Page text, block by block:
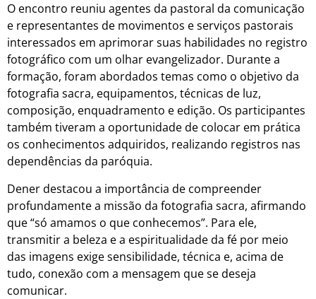
O encontro reuniu agentes da pastoral da comunicação
e representantes de movimentos e serviços pastorais
interessados em aprimorar suas habilidades no registro
fotográfico com um olhar evangelizador. Durante a
formação, foram abordados temas como o objetivo da
fotografia sacra, equipamentos, técnicas de luz,
composição, enquadramento e edição. Os participantes
também tiveram a oportunidade de colocar em prática
os conhecimentos adquiridos, realizando registros nas
dependências da paróquia.
Dener destacou a importância de compreender
profundamente a missão da fotografia sacra, afirmando
que “só amamos o que conhecemos”. Para ele,
transmitir a beleza e a espiritualidade da fé por meio
das imagens exige sensibilidade, técnica e, acima de
tudo, conexão com a mensagem que se deseja
comunicar.